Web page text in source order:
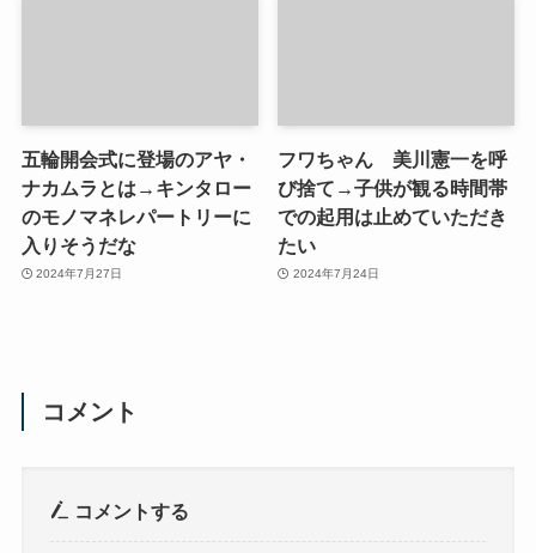
五輪開会式に登場のアヤ・
ナカムラとは→キンタロー
のモノマネレパートリーに
入りそうだな
2024年7月27日
フワちゃん 美川憲一を呼
び捨て→子供が観る時間帯
での起用は止めていただき
たい
2024年7月24日
コメント
コメントする